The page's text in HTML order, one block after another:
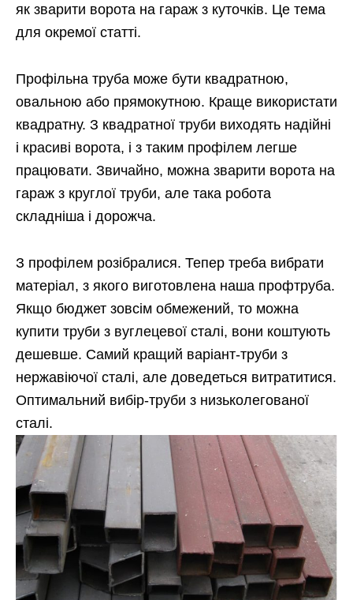
як зварити ворота на гараж з куточків. Це тема
для окремої статті.
Профільна труба може бути квадратною,
овальною або прямокутною. Краще використати
квадратну. З квадратної труби виходять надійні
і красиві ворота, і з таким профілем легше
працювати. Звичайно, можна зварити ворота на
гараж з круглої труби, але така робота
складніша і дорожча.
З профілем розібралися. Тепер треба вибрати
матеріал, з якого виготовлена наша профтруба.
Якщо бюджет зовсім обмежений, то можна
купити труби з вуглецевої сталі, вони коштують
дешевше. Самий кращий варіант-труби з
нержавіючої сталі, але доведеться витратитися.
Оптимальний вибір-труби з низьколегованої
сталі.